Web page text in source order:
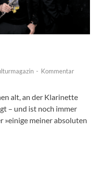
- Kommentar
alt, an der Klarinette
– und ist noch immer
»einige meiner absoluten